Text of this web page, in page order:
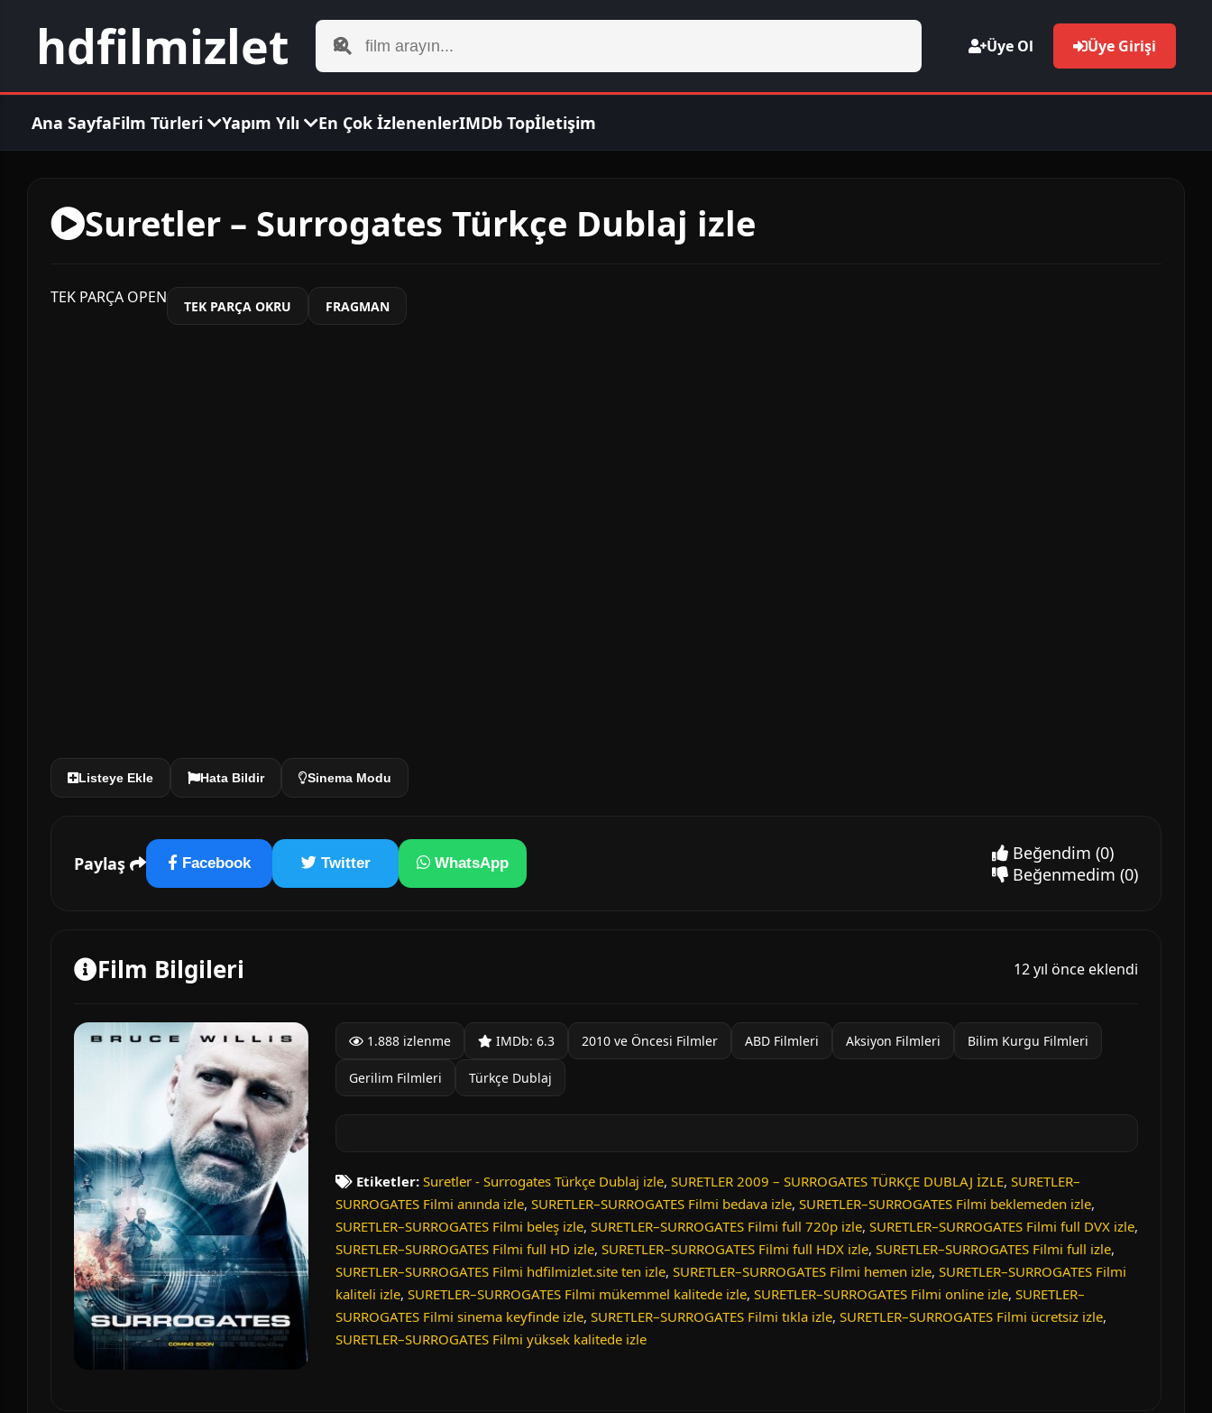
hdfilmizlet Üye Ol Üye Girişi
Ana SayfaFilm Türleri Yapım Yılı En Çok İzlenenlerIMDb Topİletişim
Suretler – Surrogates Türkçe Dublaj izle
TEK PARÇA OPEN TEK PARÇA OKRU FRAGMAN
Listeye Ekle Hata Bildir Sinema Modu
Paylaş Facebook Twitter WhatsApp Beğendim (0)
Beğenmedim (0)
Film Bilgileri 12 yıl önce eklendi
1.888 izlenme IMDb: 6.3 2010 ve Öncesi Filmler ABD Filmleri Aksiyon Filmleri Bilim Kurgu Filmleri
Gerilim Filmleri Türkçe Dublaj
Etiketler: Suretler - Surrogates Türkçe Dublaj izle, SURETLER 2009 – SURROGATES TÜRKÇE DUBLAJ İZLE, SURETLER–
SURROGATES Filmi anında izle, SURETLER–SURROGATES Filmi bedava izle, SURETLER–SURROGATES Filmi beklemeden izle,
SURETLER–SURROGATES Filmi beleş izle, SURETLER–SURROGATES Filmi full 720p izle, SURETLER–SURROGATES Filmi full DVX izle,
SURETLER–SURROGATES Filmi full HD izle, SURETLER–SURROGATES Filmi full HDX izle, SURETLER–SURROGATES Filmi full izle,
SURETLER–SURROGATES Filmi hdfilmizlet.site ten izle, SURETLER–SURROGATES Filmi hemen izle, SURETLER–SURROGATES Filmi
kaliteli izle, SURETLER–SURROGATES Filmi mükemmel kalitede izle, SURETLER–SURROGATES Filmi online izle, SURETLER–
SURROGATES Filmi sinema keyfinde izle, SURETLER–SURROGATES Filmi tıkla izle, SURETLER–SURROGATES Filmi ücretsiz izle,
SURETLER–SURROGATES Filmi yüksek kalitede izle